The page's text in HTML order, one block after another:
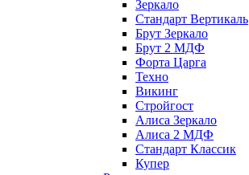
Зеркало
Стандарт Вертикаль
Брут Зеркало
Брут 2 МДФ
Форта Царга
Техно
Викинг
Стройгост
Алиса Зеркало
Алиса 2 МДФ
Стандарт Классик
Купер